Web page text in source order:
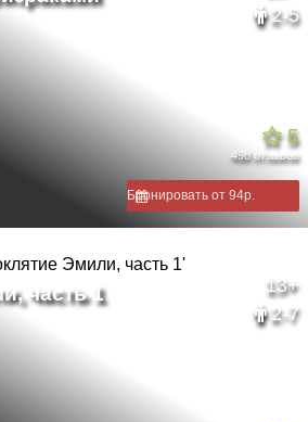
2-5
5
498 отзывов
Бронировать от 94р.
13+
2-7